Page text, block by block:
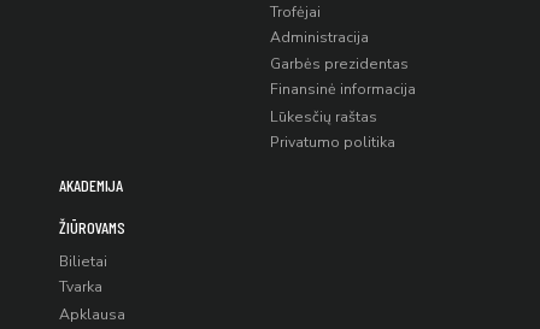
Trofėjai
Administracija
Garbės prezidentas
Finansinė informacija
Lūkesčių raštas
Privatumo politika
AKADEMIJA
ŽIŪROVAMS
Bilietai
Tvarka
Apklausa